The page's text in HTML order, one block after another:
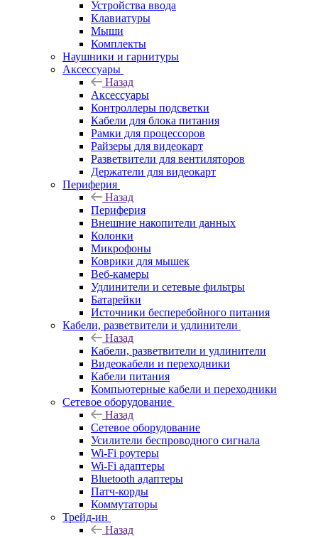
Устройства ввода
Клавиатуры
Мыши
Комплекты
Наушники и гарнитуры
Аксессуары
Назад
Аксессуары
Контроллеры подсветки
Кабели для блока питания
Рамки для процессоров
Райзеры для видеокарт
Разветвители для вентиляторов
Держатели для видеокарт
Периферия
Назад
Периферия
Внешние накопители данных
Колонки
Микрофоны
Коврики для мышек
Веб-камеры
Удлинители и сетевые фильтры
Батарейки
Источники бесперебойного питания
Кабели, разветвители и удлинители
Назад
Кабели, разветвители и удлинители
Видеокабели и переходники
Кабели питания
Компьютерные кабели и переходники
Сетевое оборудование
Назад
Сетевое оборудование
Усилители беспроводного сигнала
Wi-Fi роутеры
Wi-Fi адаптеры
Bluetooth адаптеры
Патч-корды
Коммутаторы
Трейд-ин
Назад